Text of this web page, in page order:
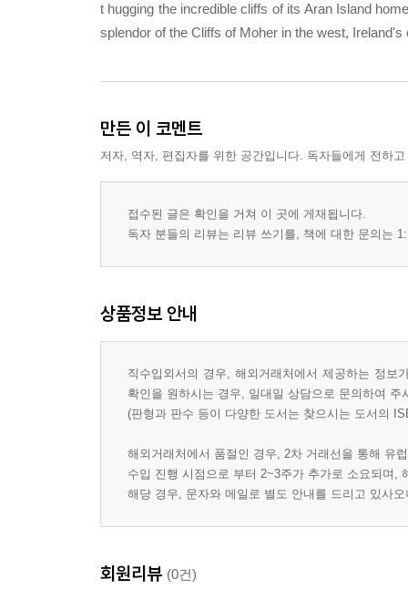
t hugging the incredible cliffs of its Aran Island
splendor of the Cliffs of Moher in the west,
만든 이 코멘트
저자, 역자, 편집자를 위한 공간입니다. 독자들에게 전하
접수된 글은 확인을 거쳐 이 곳에 게재됩니다.
독자 분들의 리뷰는 리뷰 쓰기를, 책에 대한 문의는
상품정보 안내
직수입외서의 경우, 해외거래처에서 제공하는 정
확인을 원하시는 경우, 일대일 상담으로 문의하여 주
(판형과 판수 등이 다양한 도서는 찾으시는 도서의
해외거래처에서 품절인 경우, 2차 거래선을 통해 유
수입 진행 시점으로 부터 2~3주가 추가로 소요되며,
해당 경우, 문자와 메일로 별도 안내를 드리고 있사
회원리뷰 (0건)